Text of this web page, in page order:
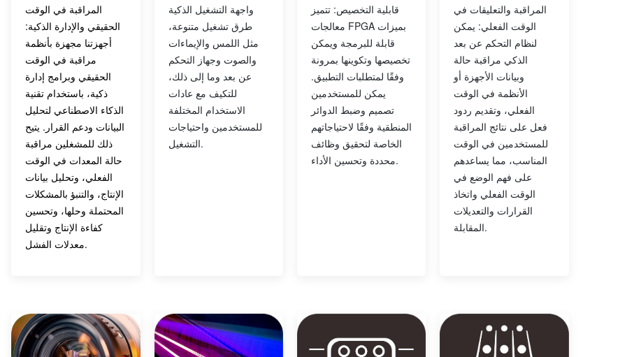
المراقبة في الوقت
الحقيقي والإدارة الذكية:
أجهزتنا مجهزة بأنظمة
مراقبة في الوقت
الحقيقي وبرامج إدارة
ذكية، باستخدام تقنية
الذكاء الاصطناعي لتحليل
البيانات ودعم القرار. يتيح
ذلك للمشغلين مراقبة
حالة المعدات في الوقت
الفعلي، وتحليل بيانات
الإنتاج، والتنبؤ بالمشكلات
المحتملة وحلها، وتحسين
كفاءة الإنتاج وتقليل
معدلات الفشل.
واجهة التشغيل الذكية
طرق تشغيل متنوعة،
مثل اللمس والإيماءات
والصوت وجهاز التحكم
عن بعد وما إلى ذلك،
للتكيف مع عادات
الاستخدام المختلفة
للمستخدمين واحتياجات
التشغيل.
قابلية التخصيص: تتميز
معالجات FPGA بميزات
قابلة للبرمجة ويمكن
تخصيصها وتكوينها بمرونة
وفقًا لمتطلبات التطبيق.
يمكن للمستخدمين
تصميم وضبط الدوائر
المنطقية وفقًا لاحتياجاتهم
الخاصة لتحقيق وظائف
محددة وتحسين الأداء.
المراقبة والتعليقات في
الوقت الفعلي: يمكن
لنظام التحكم عن بعد
الذكي مراقبة حالة
وبيانات الأجهزة أو
الأنظمة في الوقت
الفعلي، وتقديم ردود
فعل على نتائج المراقبة
للمستخدمين في الوقت
المناسب، مما يساعدهم
على فهم الوضع في
الوقت الفعلي واتخاذ
القرارات والتعديلات
المقابلة.